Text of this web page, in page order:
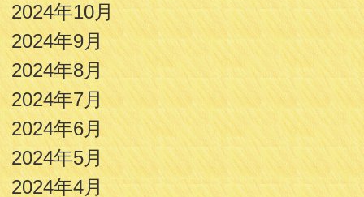
2024年10月
2024年9月
2024年8月
2024年7月
2024年6月
2024年5月
2024年4月